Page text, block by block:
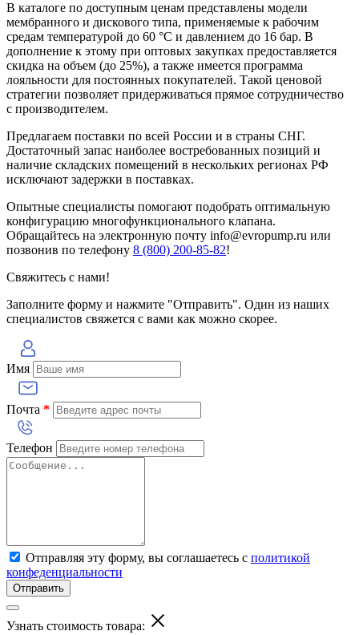
В каталоге по доступным ценам представлены модели
мембранного и дискового типа, применяемые к рабочим
средам температурой до 60 °C и давлением до 16 бар. В
дополнение к этому при оптовых закупках предоставляется
скидка на объем (до 25%), а также имеется программа
лояльности для постоянных покупателей. Такой ценовой
стратегии позволяет придерживаться прямое сотрудничество
с производителем.
Предлагаем поставки по всей России и в страны СНГ.
Достаточный запас наиболее востребованных позиций и
наличие складских помещений в нескольких регионах РФ
исключают задержки в поставках.
Опытные специалисты помогают подобрать оптимальную
конфигурацию многофункционального клапана.
Обращайтесь на электронную почту info@evropump.ru или
позвонив по телефону 8 (800) 200-85-82!
Свяжитесь с нами!
Заполните форму и нажмите "Отправить". Один из наших
специалистов свяжется с вами как можно скорее.
Имя
Почта *
Телефон
Отправляя эту форму, вы соглашаетесь с политикой
конфеденциальности
Отправить
Узнать стоимость товара: